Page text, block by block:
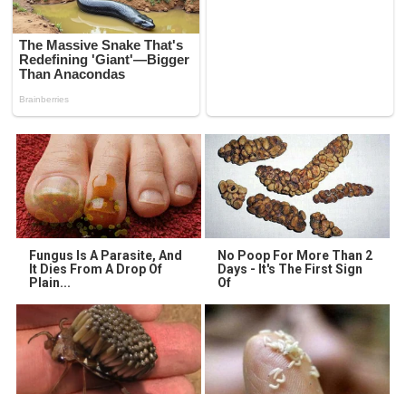
Fungus Is A Parasite, And
It Dies From A Drop Of
Plain...
No Poop For More Than 2
Days - It's The First Sign
Of